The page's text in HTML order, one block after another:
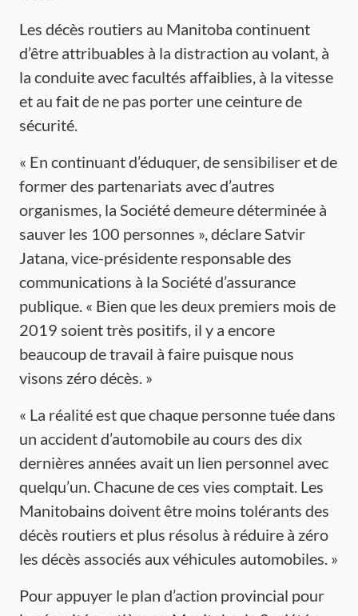
Les décès routiers au Manitoba continuent
d’être attribuables à la distraction au volant, à
la conduite avec facultés affaiblies, à la vitesse
et au fait de ne pas porter une ceinture de
sécurité.
« En continuant d’éduquer, de sensibiliser et de
former des partenariats avec d’autres
organismes, la Société demeure déterminée à
sauver les 100 personnes », déclare Satvir
Jatana, vice-présidente responsable des
communications à la Société d’assurance
publique. « Bien que les deux premiers mois de
2019 soient très positifs, il y a encore
beaucoup de travail à faire puisque nous
visons zéro décès. »
« La réalité est que chaque personne tuée dans
un accident d’automobile au cours des dix
dernières années avait un lien personnel avec
quelqu’un. Chacune de ces vies comptait. Les
Manitobains doivent être moins tolérants des
décès routiers et plus résolus à réduire à zéro
les décès associés aux véhicules automobiles. »
Pour appuyer le plan d’action provincial pour